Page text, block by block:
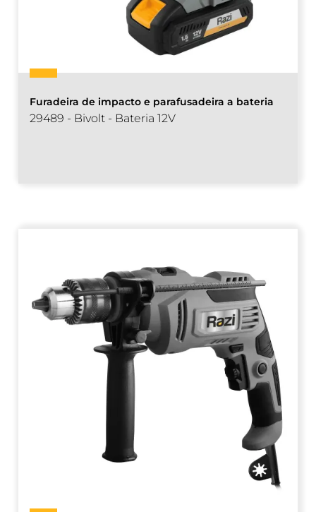
Furadeira de impacto e parafusadeira a bateria
29489 - Bivolt - Bateria 12V